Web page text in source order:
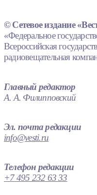
© Сетевое издание
«Федеральное
Всероссийская
радиовещательная
Главный редактор
А. А. Филипповский
Эл. почта редакции
info@vesti.ru
Телефон редакции
+7 495 232 63 33